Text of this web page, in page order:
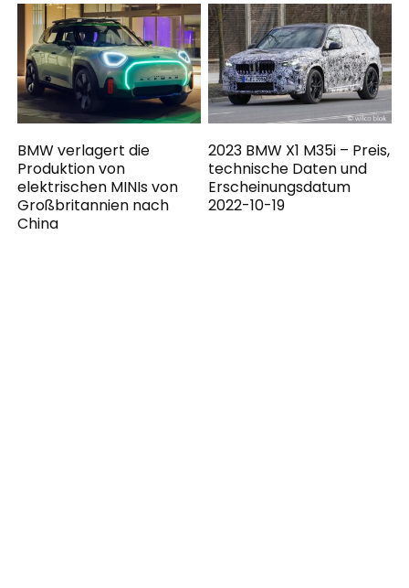
BMW verlagert die
Produktion von
elektrischen MINIs von
Großbritannien nach
China
2023 BMW X1 M35i – Preis,
technische Daten und
Erscheinungsdatum
2022-10-19